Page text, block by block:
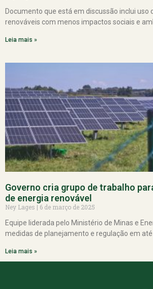
Documento que está em discussão inclui uso
renováveis com menos impactos sociais e
Leia mais »
Governo cria grupo de trabalho
de energia renovável
Ney Lages
6 de março de 2025
Equipe liderada pelo Ministério de Minas e
medidas de planejamento e regulação em até
Leia mais »